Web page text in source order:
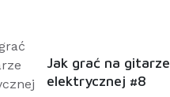
Jak grać na gitarze
elektrycznej #8